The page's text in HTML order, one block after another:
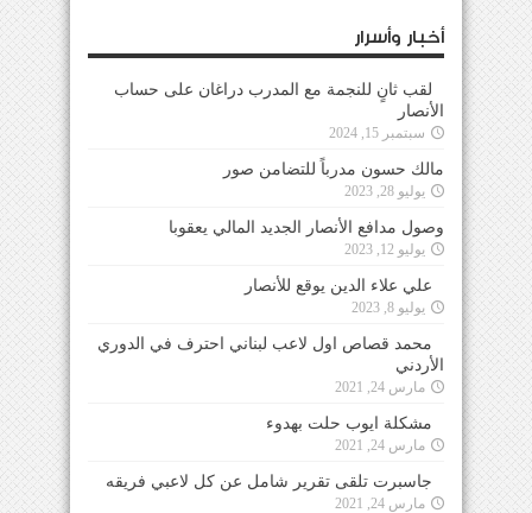
أخبار وأسرار
لقب ثانٍ للنجمة مع المدرب دراغان على حساب
الأنصار
سبتمبر 15, 2024
مالك حسون مدرباً للتضامن صور
يوليو 28, 2023
وصول مدافع الأنصار الجديد المالي يعقوبا
يوليو 12, 2023
علي علاء الدين يوقع للأنصار
يوليو 8, 2023
محمد قصاص اول لاعب لبناني احترف في الدوري
الأردني
مارس 24, 2021
مشكلة ايوب حلت بهدوء
مارس 24, 2021
جاسبرت تلقى تقرير شامل عن كل لاعبي فريقه
مارس 24, 2021